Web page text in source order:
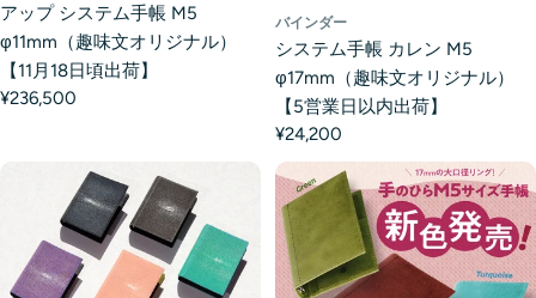
アップ システム手帳 M5
φ11mm（趣味文オリジナル）
【11月18日頃出荷】
¥236,500
バインダー
システム手帳 カレン M5
φ17mm（趣味文オリジナル）
【5営業日以内出荷】
¥24,200